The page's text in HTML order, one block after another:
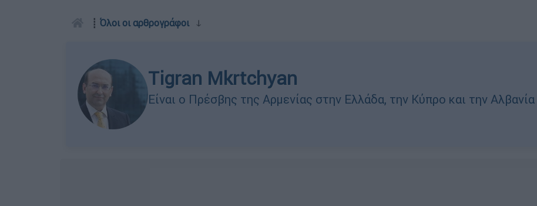
┋ Όλοι οι αρθρογράφοιↆ
Tigran Mkrtchyan
Είναι ο Πρέσβης της Αρμενίας στην Ελλάδα, την Κύπρο και την